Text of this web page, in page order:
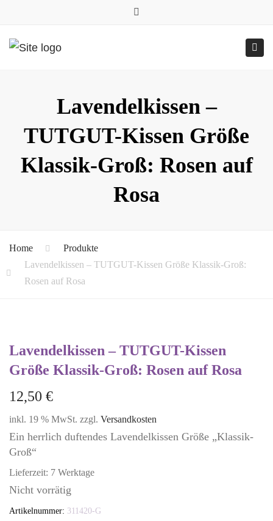
0157.77545786
Submit
Lavendelkissen –
TUTGUT-Kissen Größe
Klassik-Groß: Rosen auf
Rosa
Home
Produkte
Lavendelkissen – TUTGUT-Kissen Größe Klassik-Groß:
Rosen auf Rosa
Lavendelkissen – TUTGUT-Kissen
Größe Klassik-Groß: Rosen auf Rosa
12,50 €
inkl. 19 % MwSt. zzgl. Versandkosten
Ein herrlich duftendes Lavendelkissen Größe „Klassik-
Groß“
Lieferzeit: 7 Werktage
Nicht vorrätig
Artikelnummer: 311420-G